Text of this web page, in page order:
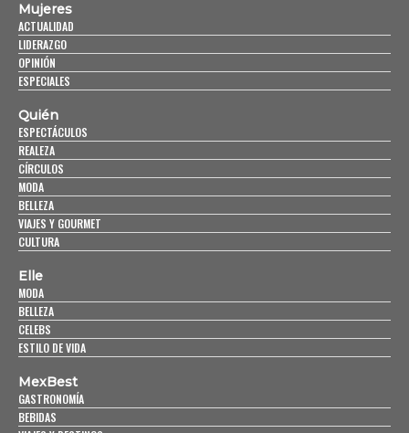
Mujeres
ACTUALIDAD
LIDERAZGO
OPINIÓN
ESPECIALES
Quién
ESPECTÁCULOS
REALEZA
CÍRCULOS
MODA
BELLEZA
VIAJES Y GOURMET
CULTURA
Elle
MODA
BELLEZA
CELEBS
ESTILO DE VIDA
MexBest
GASTRONOMÍA
BEBIDAS